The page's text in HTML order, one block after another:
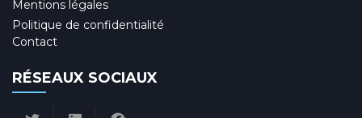
Mentions légales
Politique de confidentialité
Contact
RÉSEAUX SOCIAUX